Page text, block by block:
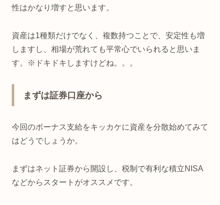
性はかなり増すと思います。
資産は1種類だけでなく、複数持つことで、安定性も増
しますし、相場が荒れても平常心でいられると思いま
す。※ドキドキしますけどね。。。
まずは証券口座から
今回のボーナス支給をキッカケに資産を分散始めてみて
はどうでしょうか。
まずはネット証券から開設し、税制で有利な積立NISA
などからスタートがオススメです。